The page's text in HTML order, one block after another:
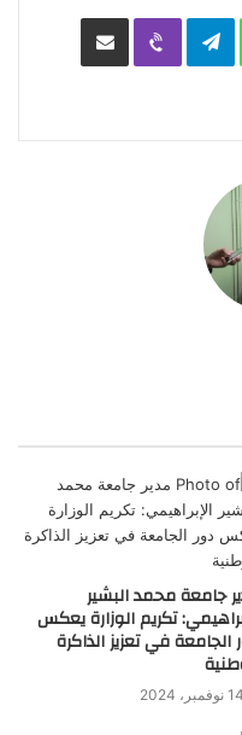
WhatsApp
Telegram
Viber مشاركة عبر البريد
جامعة محمد البشير
تكريم الوزارة يعكس
الجامعة في تعزيز الذاكرة
14 نوفمبر، 2024